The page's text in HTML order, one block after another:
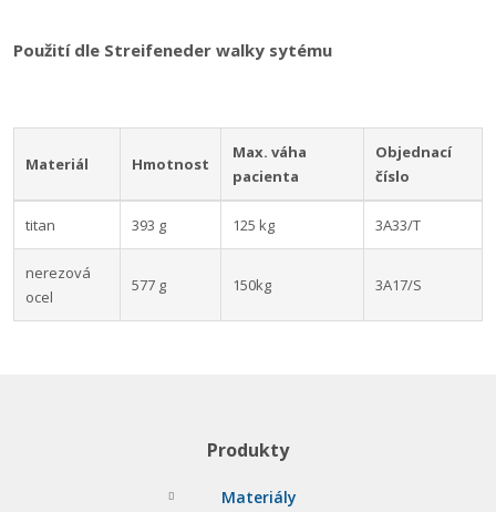
Použití dle Streifeneder walky sytému
Materiál Hmotnost
Max. váha
pacienta
Objednací
číslo
titan 393 g 125 kg 3A33/T
nerezová
ocel
577 g 150kg 3A17/S
Produkty
Materiály